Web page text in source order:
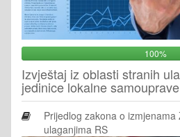
100%
Izvještaj iz oblasti stranih
jedinice lokalne samouprave
Prijedlog zakona o
ulaganjima RS